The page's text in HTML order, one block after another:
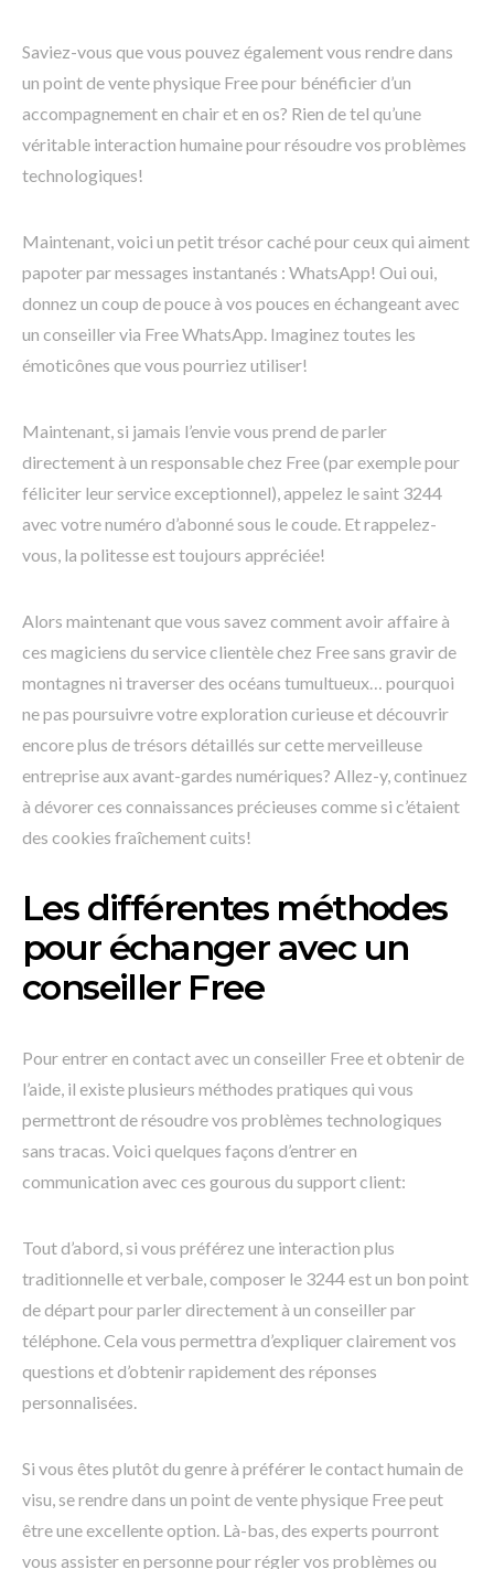
Saviez-vous que vous pouvez également vous rendre dans
un point de vente physique Free pour bénéficier d’un
accompagnement en chair et en os? Rien de tel qu’une
véritable interaction humaine pour résoudre vos problèmes
technologiques!
Maintenant, voici un petit trésor caché pour ceux qui aiment
papoter par messages instantanés : WhatsApp! Oui oui,
donnez un coup de pouce à vos pouces en échangeant avec
un conseiller via Free WhatsApp. Imaginez toutes les
émoticônes que vous pourriez utiliser!
Maintenant, si jamais l’envie vous prend de parler
directement à un responsable chez Free (par exemple pour
féliciter leur service exceptionnel), appelez le saint 3244
avec votre numéro d’abonné sous le coude. Et rappelez-
vous, la politesse est toujours appréciée!
Alors maintenant que vous savez comment avoir affaire à
ces magiciens du service clientèle chez Free sans gravir de
montagnes ni traverser des océans tumultueux… pourquoi
ne pas poursuivre votre exploration curieuse et découvrir
encore plus de trésors détaillés sur cette merveilleuse
entreprise aux avant-gardes numériques? Allez-y, continuez
à dévorer ces connaissances précieuses comme si c’étaient
des cookies fraîchement cuits!
Les différentes méthodes
pour échanger avec un
conseiller Free
Pour entrer en contact avec un conseiller Free et obtenir de
l’aide, il existe plusieurs méthodes pratiques qui vous
permettront de résoudre vos problèmes technologiques
sans tracas. Voici quelques façons d’entrer en
communication avec ces gourous du support client:
Tout d’abord, si vous préférez une interaction plus
traditionnelle et verbale, composer le 3244 est un bon point
de départ pour parler directement à un conseiller par
téléphone. Cela vous permettra d’expliquer clairement vos
questions et d’obtenir rapidement des réponses
personnalisées.
Si vous êtes plutôt du genre à préférer le contact humain de
visu, se rendre dans un point de vente physique Free peut
être une excellente option. Là-bas, des experts pourront
vous assister en personne pour régler vos problèmes ou